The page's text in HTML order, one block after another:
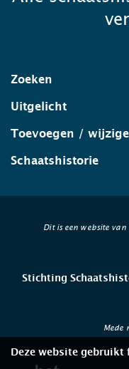
Zoeken
Uitgelicht
Toevoegen /
Schaatshistorie
Dit is een website van
Stichting
Mede
Deze website gebruikt